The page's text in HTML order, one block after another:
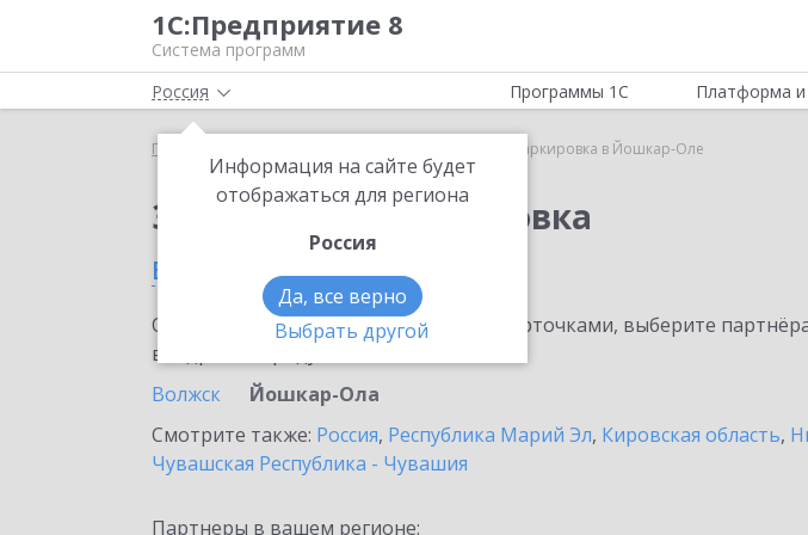
1С:Предприятие 8
Система программ
Россия
Информация на сайте будет
отображаться для региона
Россия
Да, все верно
Выбрать другой
Программы 1С Платформа и
Главная 1С:Маркировка в Йошкар-Оле
Заказать 1С:Маркировка
в Йошкар-Оле
Ознакомьтесь с информационными карточками, выберите
внедрение продукта.
Волжск
Йошкар-Ола
Смотрите также: Россия, Республика Марий Эл, Кировская область,
Чувашская Республика - Чувашия
Партнеры в вашем регионе: